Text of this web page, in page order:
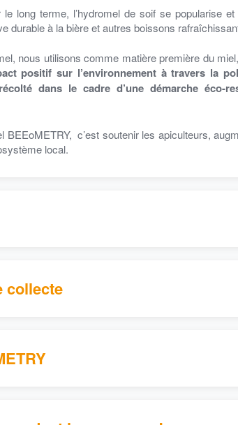
long terme, l’hydromel de soif se popularise
durable à la bière et autres boissons
nous utilisons comme matière première du
positif sur l’environnement à travers la
dans le cadre d’une démarche éco-
BEEoMETRY, c’est soutenir les apiculteurs,
local.
collecte